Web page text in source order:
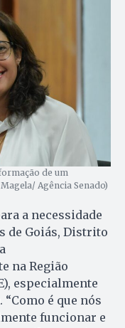
de um
Agência Senado)
a necessidade
de Goiás, Distrito
na Região
especialmente
é que nós
funcionar e